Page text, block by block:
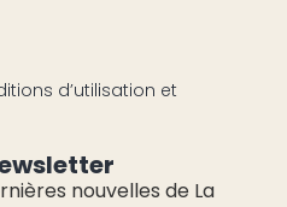
d’utilisation et
nouvelles de La